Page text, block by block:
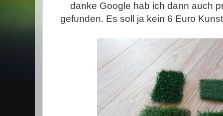
danke Google hab ich dann auch
gefunden. Es soll ja kein 6 Euro